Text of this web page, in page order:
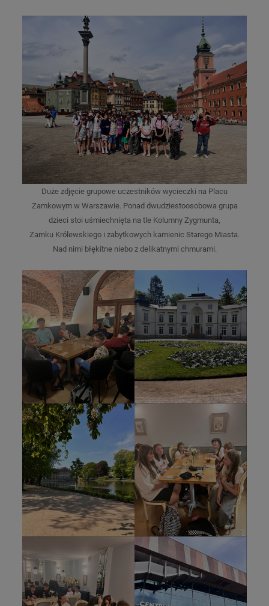
Duże zdjęcie grupowe uczestników wycieczki na Placu
Zamkowym w Warszawie. Ponad dwudziestoosobowa grupa
dzieci stoi uśmiechnięta na tle Kolumny Zygmunta,
Zamku Królewskiego i zabytkowych kamienic Starego Miasta.
Nad nimi błękitne niebo z delikatnymi chmurami.